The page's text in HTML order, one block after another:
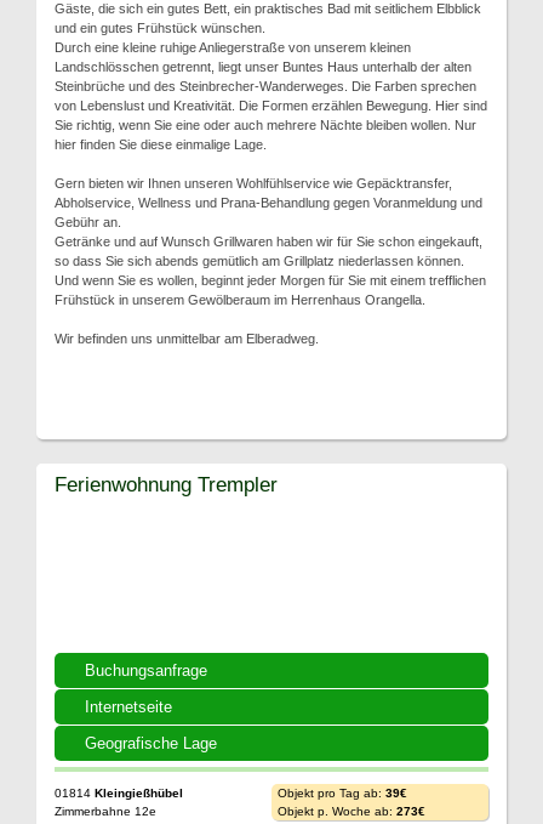
Gäste, die sich ein gutes Bett, ein praktisches Bad mit seitlichem Elbblick
und ein gutes Frühstück wünschen.
Durch eine kleine ruhige Anliegerstraße von unserem kleinen
Landschlösschen getrennt, liegt unser Buntes Haus unterhalb der alten
Steinbrüche und des Steinbrecher-Wanderweges. Die Farben sprechen
von Lebenslust und Kreativität. Die Formen erzählen Bewegung. Hier sind
Sie richtig, wenn Sie eine oder auch mehrere Nächte bleiben wollen. Nur
hier finden Sie diese einmalige Lage.
Gern bieten wir Ihnen unseren Wohlfühlservice wie Gepäcktransfer,
Abholservice, Wellness und Prana-Behandlung gegen Voranmeldung und
Gebühr an.
Getränke und auf Wunsch Grillwaren haben wir für Sie schon eingekauft,
so dass Sie sich abends gemütlich am Grillplatz niederlassen können.
Und wenn Sie es wollen, beginnt jeder Morgen für Sie mit einem trefflichen
Frühstück in unserem Gewölberaum im Herrenhaus Orangella.
Wir befinden uns unmittelbar am Elberadweg.
Buchungsanfrage
Internetseite
Geografische Lage
Ferienwohnung Trempler
01814 Kleingießhübel
Zimmerbahne 12e
Objekt pro Tag ab: 39€
Objekt p. Woche ab: 273€